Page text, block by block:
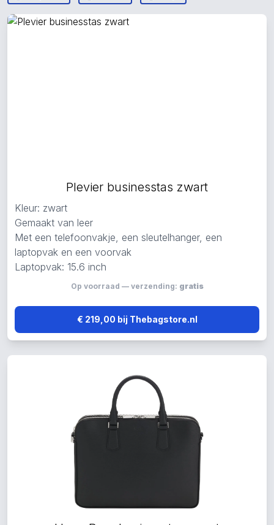
Plevier businesstas zwart
Kleur: zwart
Gemaakt van leer
Met een telefoonvakje, een sleutelhanger, een
laptopvak en een voorvak
Laptopvak: 15.6 inch
Op voorraad — verzending: gratis
€ 219,00 bij Thebagstore.nl